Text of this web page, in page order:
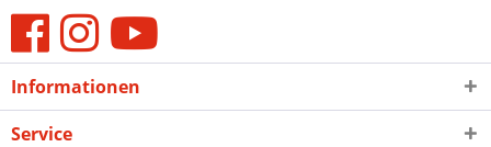
Informationen
Service